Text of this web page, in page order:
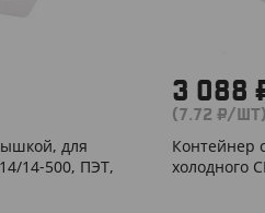
для
14-500, ПЭТ,
3 088
(7.72 ₽/ШТ)
Контейнер
холодного